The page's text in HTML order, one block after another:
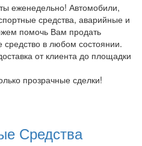
еженедельно! Автомобили,
средства, аварийные и
помочь Вам продать
средство в любом состоянии.
от клиента до площадки
прозрачные сделки!
Средства